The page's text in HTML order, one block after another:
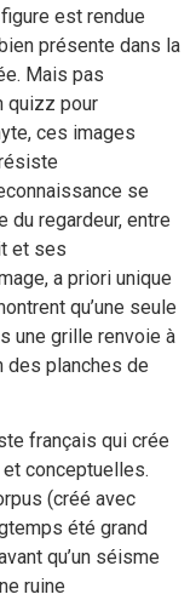
est rendue
présente dans la
Mais pas
quizz pour
ces images
se
regardeur, entre
et ses
a priori unique
qu’une seule
une grille renvoie à
des planches de
français qui crée
conceptuelles.
(créé avec
été grand
qu’un séisme
ruine